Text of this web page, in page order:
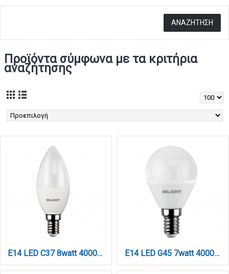
Προϊόντα σύμφωνα με τα κριτήρια
αναζήτησης
E14 LED C37 8watt 4000Κ Φυσικό Λευκό (7.14.08.13.2) E14 LED G45 7watt 4000K Φυσικό Λευκό (7.14.07.14.2)